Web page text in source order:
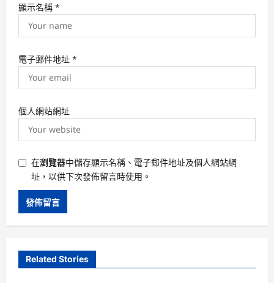
顯示名稱 *
電子郵件地址 *
個人網站網址
在瀏覽器中儲存顯示名稱、電子郵件地址及個人網站網
址，以供下次發佈留言時使用。
Related Stories